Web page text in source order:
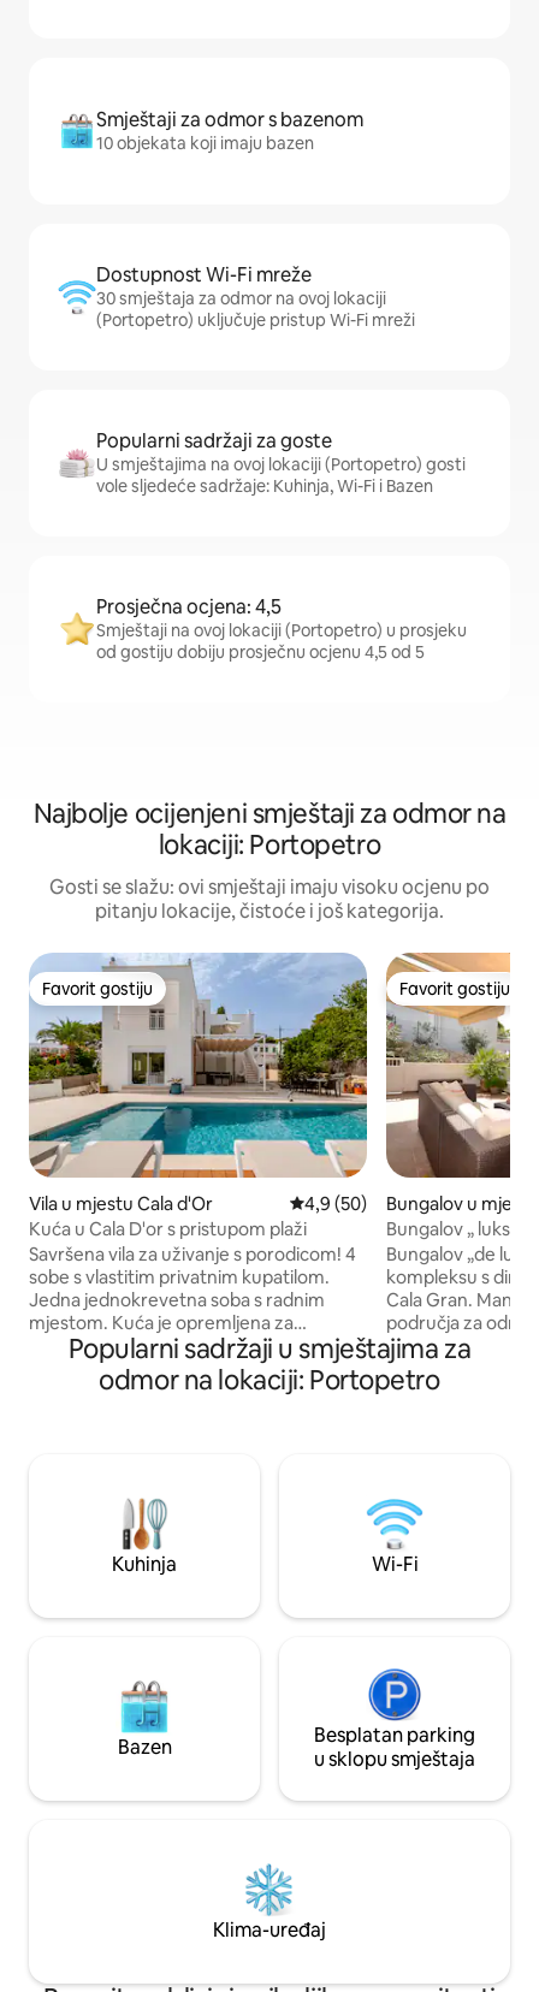
Smještaji za odmor s bazenom
10 objekata koji imaju bazen
Dostupnost Wi-Fi mreže
30 smještaja za odmor na ovoj lokaciji
(Portopetro) uključuje pristup Wi-Fi mreži
Popularni sadržaji za goste
U smještajima na ovoj lokaciji (Portopetro) gosti
vole sljedeće sadržaje: Kuhinja, Wi-Fi i Bazen
Prosječna ocjena: 4,5
Smještaji na ovoj lokaciji (Portopetro) u prosjeku
od gostiju dobiju prosječnu ocjenu 4,5 od 5
Najbolje ocijenjeni smještaji za odmor na
lokaciji: Portopetro
Gosti se slažu: ovi smještaji imaju visoku ocjenu po
pitanju lokacije, čistoće i još kategorija.
Favorit gostiju
Favorit gostiju
Vila u mjestu Cala d'Or Prosječna ocjena: 4,9 od 5,
4,9 (50)
Kuća u Cala D'or s pristupom plaži
Savršena vila za uživanje s porodicom! 4
sobe s vlastitim privatnim kupatilom.
Jedna jednokrevetna soba s radnim
mjestom. Kuća je opremljena za
ugošćavanje djece i beba. Imamo mnogo
igračaka za unutrašnje prostore i plažu!
Prikladno za djecu s bazenom koji je u
od restorana, supermarketa, kupovine. I
10 minuta hoda do marine Cala Dor.
Favorit gostiju
Favorit gostiju
Bungalov u
Bungalov „
mora/plaže
Bungalov „de
kompleksu s
Cala Gran. Manje
područja za
opremljen i
uređaj. Besplatan
Turistička
taj način
Popularni sadržaji u smještajima za
odmor na lokaciji: Portopetro
Kuhinja Wi-Fi
Bazen
Besplatan parking
u sklopu smještaja
Klima-uređaj